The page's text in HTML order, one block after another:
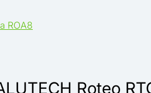
ROA8
Roteo